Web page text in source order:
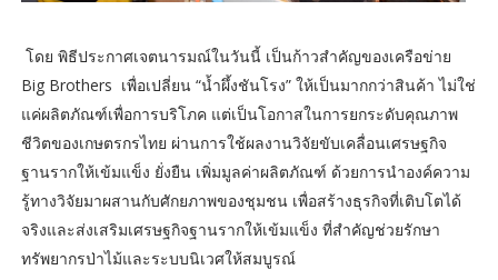
โดย พิธีประกาศเจตนารมณ์ในวันนี้ เป็นก้าวสำคัญของเครือข่าย
Big Brothers เพื่อเปลี่ยน “น้ำผึ้งชันโรง” ให้เป็นมากกว่าสินค้า ไม่ใช่
แค่ผลิตภัณฑ์เพื่อการบริโภค แต่เป็นโอกาสในการยกระดับคุณภาพ
ชีวิตของเกษตรกรไทย ผ่านการใช้ผลงานวิจัยขับเคลื่อนเศรษฐกิจ
ฐานรากให้เข้มแข็ง ยั่งยืน เพิ่มมูลค่าผลิตภัณฑ์ ด้วยการนำองค์ความ
รู้ทางวิจัยมาผสานกับศักยภาพของชุมชน เพื่อสร้างธุรกิจที่เติบโตได้
จริงและส่งเสริมเศรษฐกิจฐานรากให้เข้มแข็ง ที่สำคัญช่วยรักษา
ทรัพยากรป่าไม้และระบบนิเวศให้สมบูรณ์